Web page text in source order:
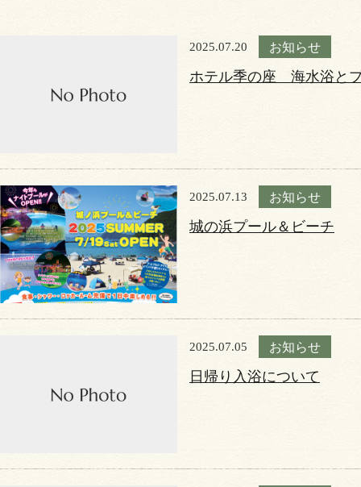
2025.07.20 お知らせ
ホテル季の座 海水浴と
2025.07.13 お知らせ
城の浜プール＆ビーチ
2025.07.05 お知らせ
日帰り入浴について